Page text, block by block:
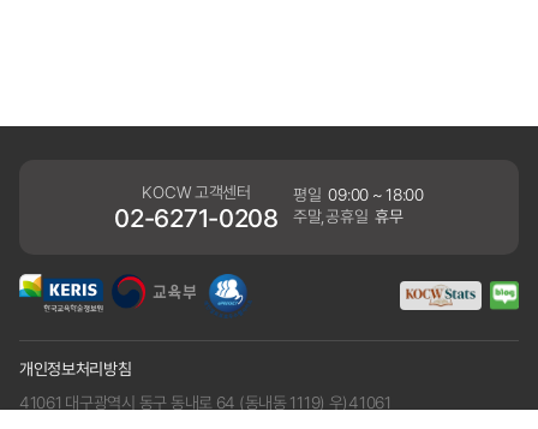
KOCW 고객센터
02-6271-0208
평일 09:00 ~ 18:00
주말,공휴일 휴무
개인정보처리방침
41061 대구광역시 동구 동내로 64 (동내동 1119) 우)41061